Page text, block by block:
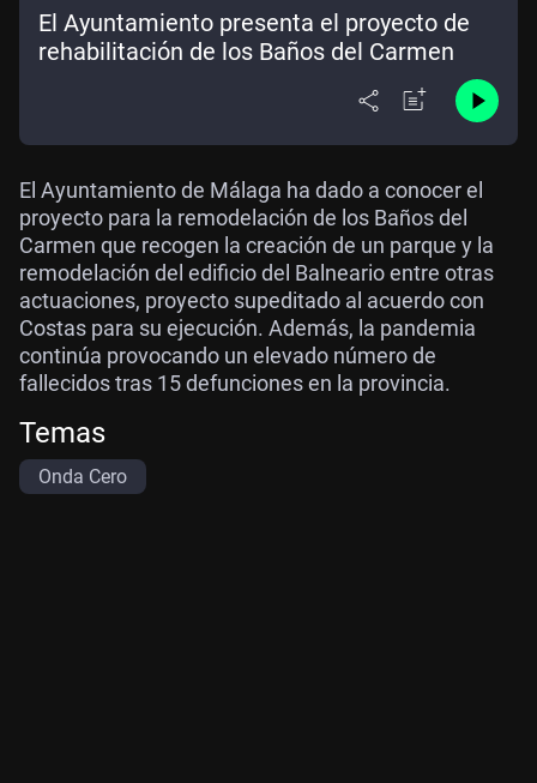
El Ayuntamiento presenta el proyecto de
rehabilitación de los Baños del Carmen
El Ayuntamiento de Málaga ha dado a conocer el
proyecto para la remodelación de los Baños del
Carmen que recogen la creación de un parque y la
remodelación del edificio del Balneario entre otras
actuaciones, proyecto supeditado al acuerdo con
Costas para su ejecución. Además, la pandemia
continúa provocando un elevado número de
fallecidos tras 15 defunciones en la provincia.
Temas
Onda Cero